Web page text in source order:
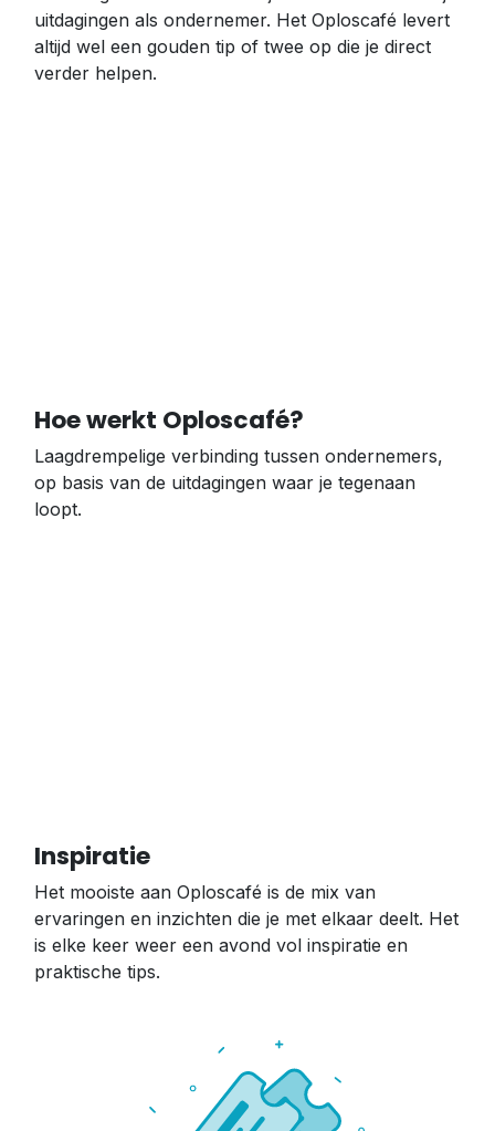
uitdagingen als ondernemer. Het Oploscafé levert
altijd wel een gouden tip of twee op die je direct
verder helpen.
Hoe werkt Oploscafé?
Laagdrempelige verbinding tussen ondernemers,
op basis van de uitdagingen waar je tegenaan
loopt.
Inspiratie
Het mooiste aan Oploscafé is de mix van
ervaringen en inzichten die je met elkaar deelt. Het
is elke keer weer een avond vol inspiratie en
praktische tips.